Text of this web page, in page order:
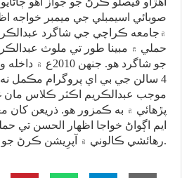
صوبائي اسيمبلي جي ميمبر خواجه
۾جامعه ڪراچي جي شاگرد
حملي ۾ مبينا طور تي ملوث
4 سالن جي بي اي پروگرام مڪمل
موجب عبدالڪريم اڪثر ڪلاس مان
پڙهائي ۾ به ڪمزور هو. ذريعن کان
ايم اڳواڻ خواجا اظهار الحسن تي
رهائشي ڪالوني ۾ آپرِيشن ڪرڻ جو پڻ فيصلو ڪري ورتو آهي.